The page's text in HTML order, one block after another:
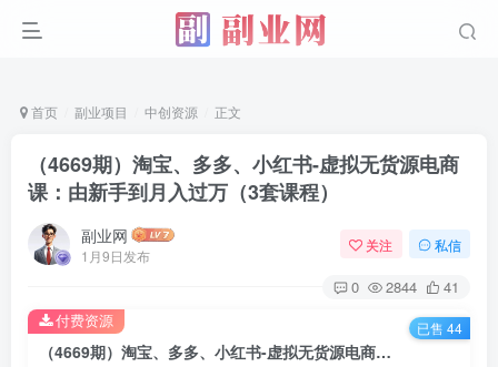
首页 副业项目 中创资源 正文
（4669期）淘宝、多多、小红书-虚拟无货源电商
课：由新手到月入过万（3套课程）
副业网
1月9日发布
关注 私信
0 2844 41
（4669期）淘宝、多多、小红书-虚拟无货源电商课：由新手到月入过万（3套课程）
付费资源 已售 44